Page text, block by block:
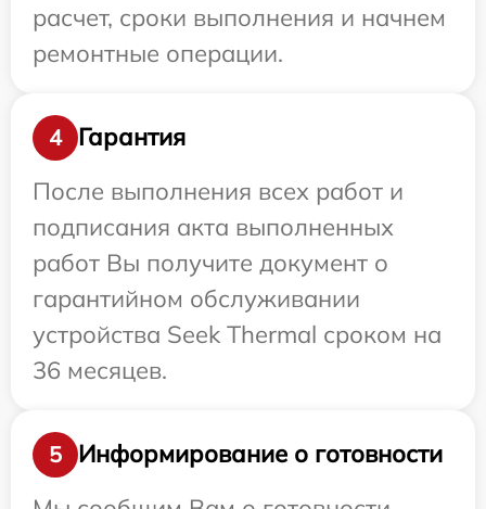
расчет, сроки выполнения и начнем
ремонтные операции.
4
Гарантия
После выполнения всех работ и
подписания акта выполненных
работ Вы получите документ о
гарантийном обслуживании
устройства Seek Thermal сроком на
36 месяцев.
5
Информирование о готовности